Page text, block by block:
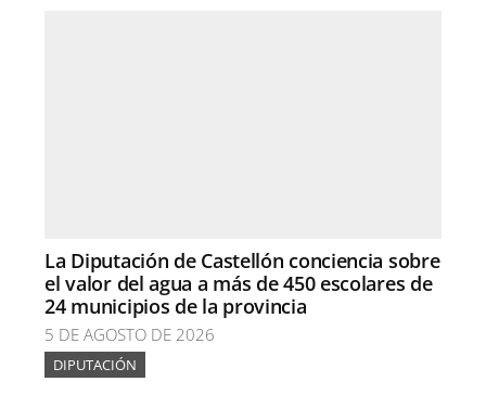
La Diputación de Castellón conciencia sobre
el valor del agua a más de 450 escolares de
24 municipios de la provincia
5 DE AGOSTO DE 2026
DIPUTACIÓN